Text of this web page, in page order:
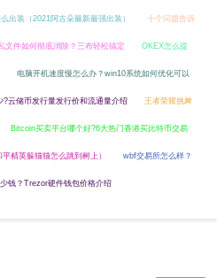
出装（2021阿古朵最新最强出装） 十个问题告诉
文件如何彻底消除？三布轻松搞定 OKEX怎么提
电脑开机速度慢怎么办？win10系统如何优化可以
云储币发行量发行价和流通量介绍 王者荣耀挑衅
Bitcoin买卖平台哪个好?6大热门香港买比特币交易
精英躲猫猫怎么跳到树上） wbf交易所怎么样？
钱？Trezor硬件钱包价格介绍